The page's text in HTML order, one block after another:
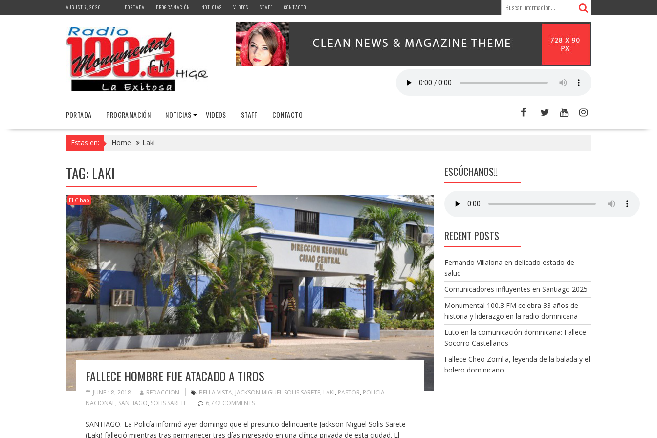
to
AUGUST 7, 2026 PORTADA PROGRAMACIÓN NOTICIAS VIDEOS STAFF CONTACTO
PORTADA PROGRAMACIÓN NOTICIAS VIDEOS STAFF CONTACTO
Estas en: Home Laki
TAG: LAKI
El Cibao
FALLECE HOMBRE FUE ATACADO A TIROS
JUNE 18, 2018 REDACCION BELLA VISTA, JACKSON MIGUEL SOLIS SARETE, LAKI, PASTOR, POLICIA
NACIONAL, SANTIAGO, SOLIS SARETE 6,742 COMMENTS
SANTIAGO.-La Policía informó ayer domingo que el presunto delincuente Jackson Miguel Solis Sarete
(Laki) falleció mientras tras permanecer tres días ingresado en una clínica privada de esta ciudad. El
ESCÚCHANOS!!
RECENT POSTS
Fernando Villalona en delicado estado de
salud
Comunicadores influyentes en Santiago 2025
Monumental 100.3 FM celebra 33 años de
historia y liderazgo en la radio dominicana
Luto en la comunicación dominicana: Fallece
Socorro Castellanos
Fallece Cheo Zorrilla, leyenda de la balada y el
bolero dominicano